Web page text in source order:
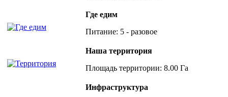
Где едим
Питание: 5 - разовое
Наша территория
Площадь территории: 8.00 Га
Инфраструктура